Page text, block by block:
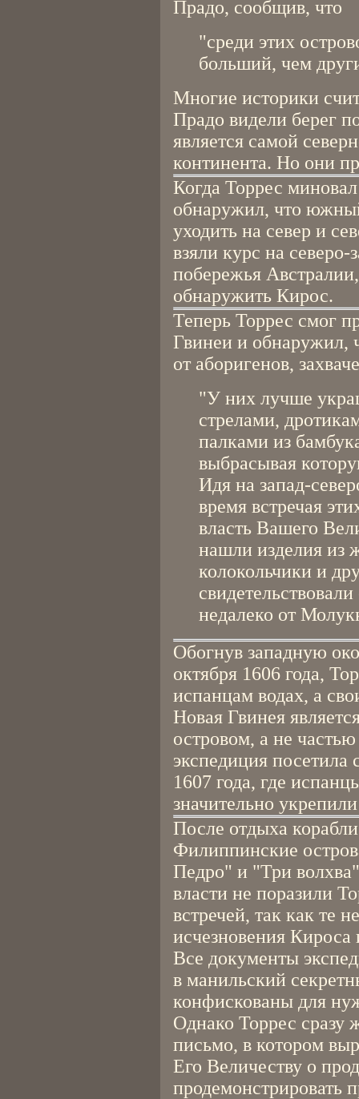
Прадо, сообщив, что
"среди этих
больший, чем
Многие историки
Прадо видели берег
является самой
континента. Но они
Когда Торрес
обнаружил, что
уходить на север и
взяли курс на северо-
побережья
обнаружить Кирос.
Теперь Торрес смог
Гвинеи и обнаружил,
от аборигенов,
"У них лучше
стрелами,
палками из
выбрасывая
Идя на запад-
время встречая
власть Вашего
нашли изделия из
колокольчики и
недалеко от
Обогнув западную
октября 1606 года,
испанцам водах, а
Новая Гвинея
островом, а не
экспедиция посетила
1607 года, где
значительно
После отдыха
Филиппинские
Педро" и "Три
власти не поразили
встречей, так как те
исчезновения Кироса
Все документы
в манильский
конфискованы для
Однако Торрес сразу
письмо, в котором
Его Величеству о
продемонстрировать